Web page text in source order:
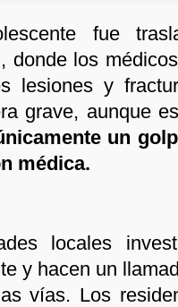
fue
donde los
lesiones y
grave, aunque
un
médica.
locales
y hacen un
vías. Los